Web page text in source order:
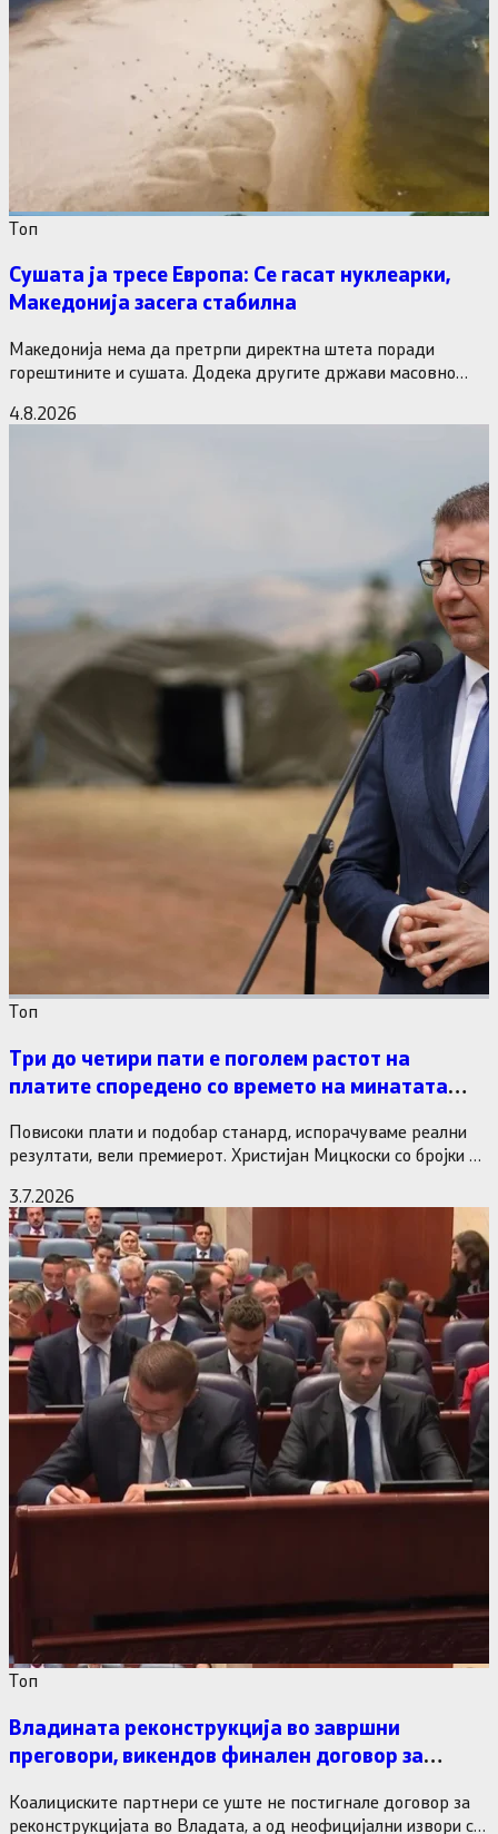
Tоп
Сушата ја тресе Европа: Се гасат нуклеарки,
Македонија засега стабилна
Македонија нема да претрпи директна штета поради
горештините и сушата. Додека другите држави масовно
4.8.2026
Tоп
Три до четири пати е поголем растот на
платите споредено со времето на минатата
Повисоки плати и подобар станард, испорачуваме реални
резултати, вели премиерот. Христијан Мицкоски со бројки и
3.7.2026
Tоп
Владината реконструкција во завршни
преговори, викендов финален договор за
Коалициските партнери се уште не постигнале договор за
реконструкцијата во Владата, а од неофицијални извори се